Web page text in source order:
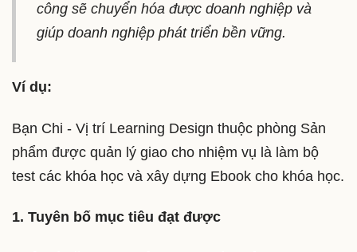
công sẽ chuyển hóa được doanh nghiệp và
giúp doanh nghiệp phát triển bền vững.
Ví dụ:
Bạn Chi - Vị trí Learning Design thuộc phòng Sản
phẩm được quản lý giao cho nhiệm vụ là làm bộ
test các khóa học và xây dựng Ebook cho khóa học.
1. Tuyên bố mục tiêu đạt được